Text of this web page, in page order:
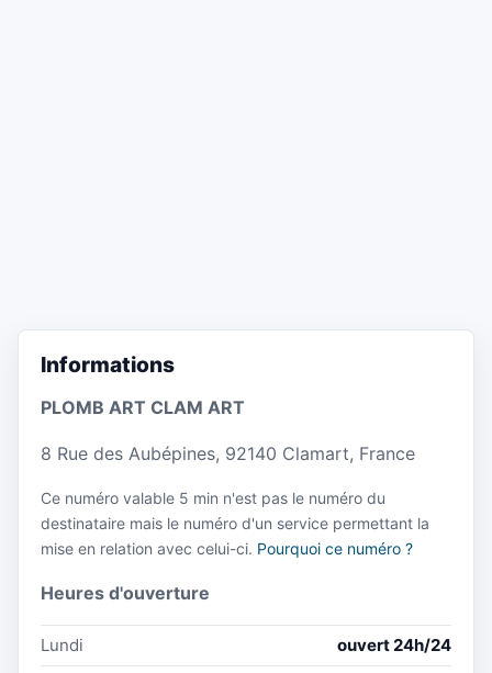
Informations
PLOMB ART CLAM ART
8 Rue des Aubépines, 92140 Clamart, France
Ce numéro valable 5 min n'est pas le numéro du
destinataire mais le numéro d'un service permettant la
mise en relation avec celui-ci. Pourquoi ce numéro ?
Heures d'ouverture
Lundi
ouvert 24h/24